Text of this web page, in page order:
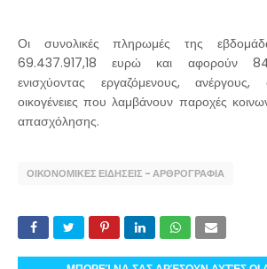
Οι συνολικές πληρωμές της
69.437.917,18 ευρώ και αφορούν
ενισχύοντας εργαζόμενους, ανέργους,
οικογένειες που λαμβάνουν παροχές
απασχόλησης.
ΟΙΚΟΝΟΜΙΚΕΣ ΕΙΔΗΣΕΙΣ - ΑΡΘΡΟΓΡΑΦΙΑ